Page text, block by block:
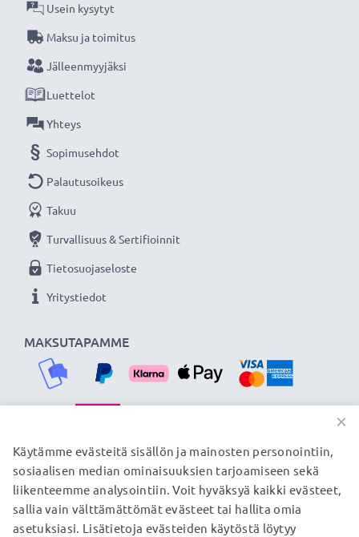
MAKSUTAPAMME
Usein kysytyt
Maksu ja toimitus
Jälleenmyyjäksi
Luettelot
Yhteys
Sopimusehdot
Palautusoikeus
Takuu
Turvallisuus & Sertifioinnit
Tietosuojaseloste
Yritystiedot
TOIMITUSKUMPPANIMME
© subtel.fi 2026
Kaikki hinnat sisältävät arvonlisäveron, mutta ei
×
Käytämme evästeitä sisällön ja mainosten personointiin,
sosiaalisen median ominaisuuksien tarjoamiseen sekä
liikenteemme analysointiin. Voit hyväksyä kaikki evästeet,
sallia vain välttämättömät evästeet tai hallita omia
asetuksiasi. Lisätietoja evästeiden käytöstä löytyy